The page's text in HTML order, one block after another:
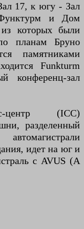
17, к югу - Зал
и Дом
которых были
планам Бруно
памятниками
Funkturm
конференц-зал
центр (ICC)
разделенный
идет на юг и
с AVUS (A